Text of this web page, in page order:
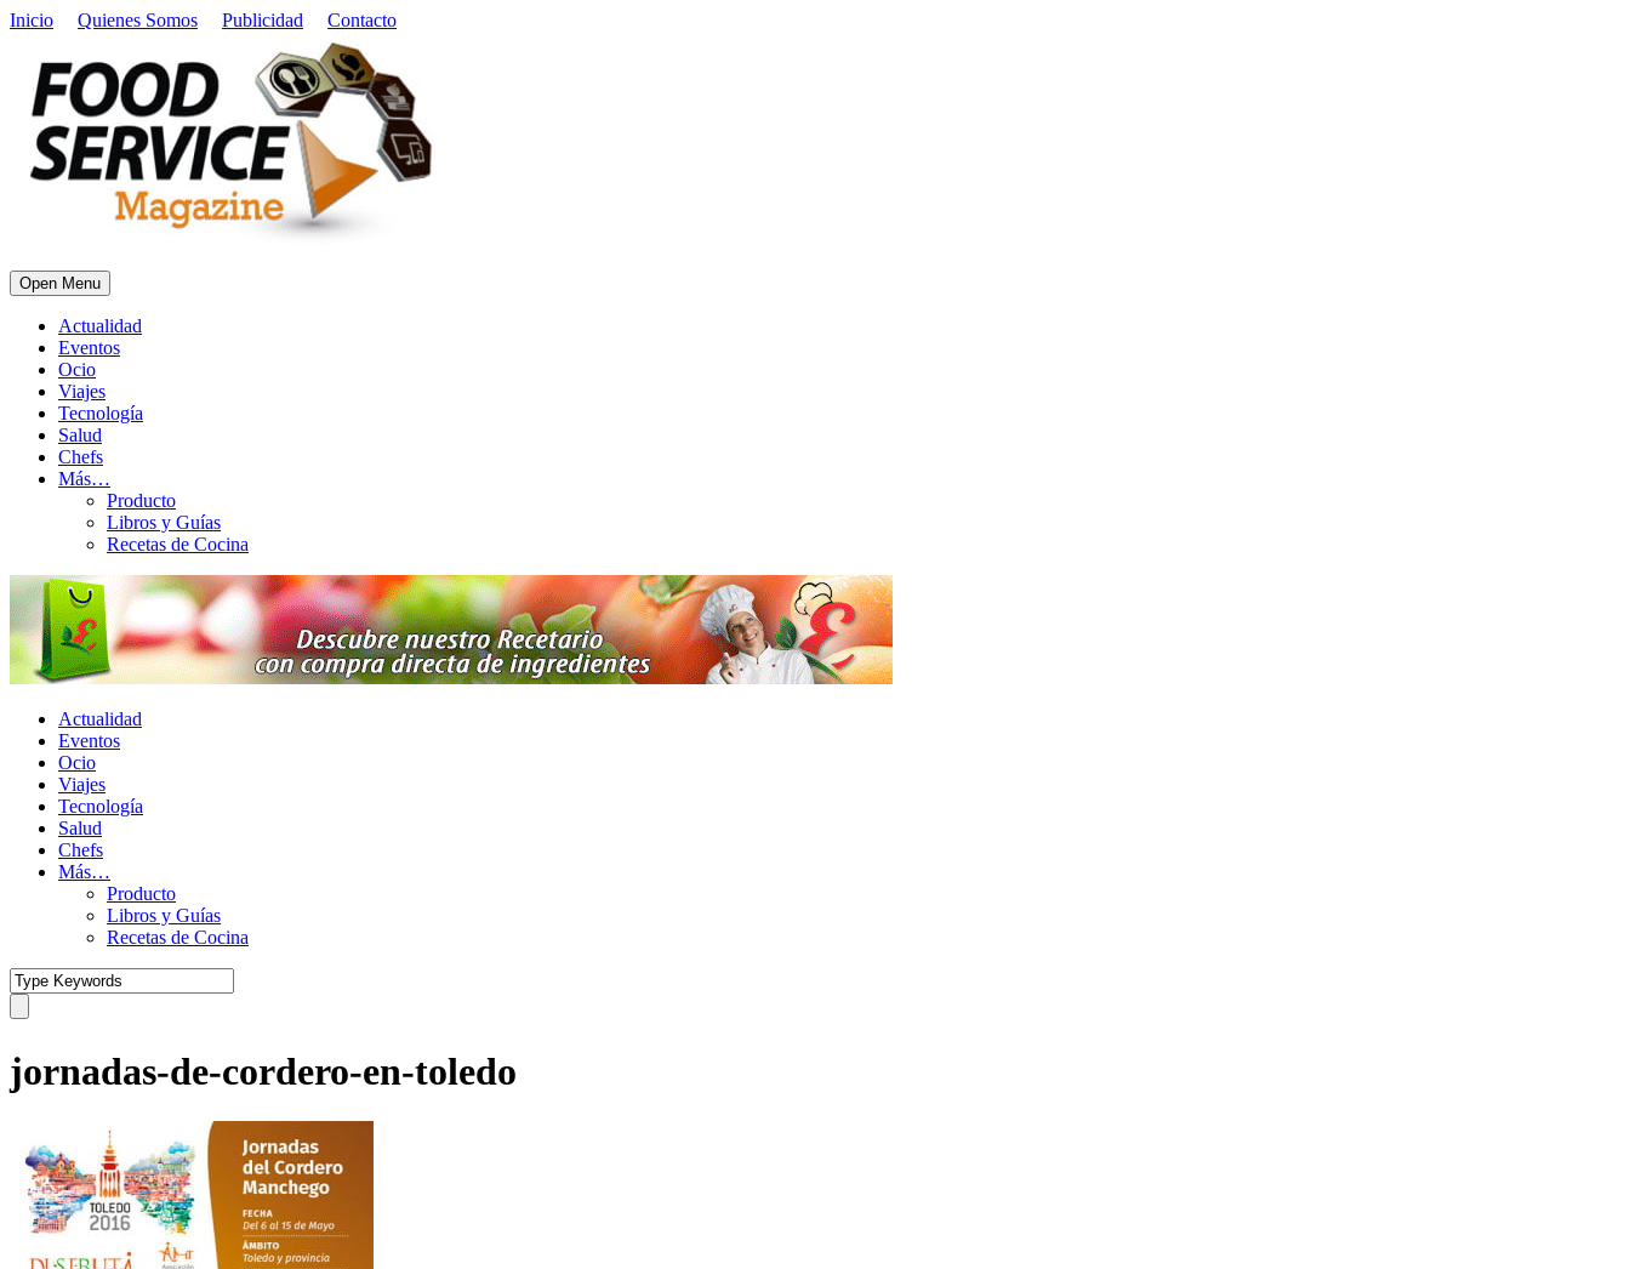
Inicio Quienes Somos Publicidad Contacto
Open Menu
Actualidad
Eventos
Ocio
Viajes
Tecnología
Salud
Chefs
Más…
Producto
Libros y Guías
Recetas de Cocina
Actualidad
Eventos
Ocio
Viajes
Tecnología
Salud
Chefs
Más…
Producto
Libros y Guías
Recetas de Cocina
jornadas-de-cordero-en-toledo